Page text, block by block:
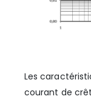
Les
courant de